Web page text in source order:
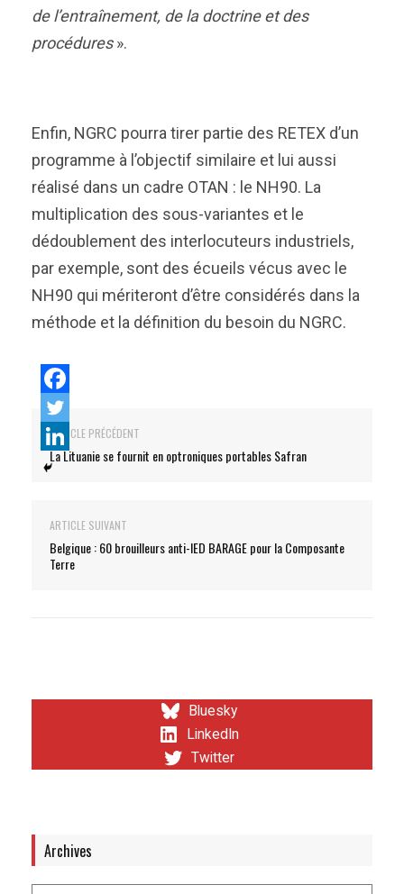
de l’entraînement, de la doctrine et des
procédures».
Enfin, NGRC pourra tirer partie des RETEX d’un
programme à l’objectif similaire et lui aussi
réalisé dans un cadre OTAN : le NH90. La
multiplication des sous-variantes et le
dédoublement des interlocuteurs industriels,
par exemple, sont des écueils vécus avec le
NH90 qui mériteront d’être considérés dans la
méthode et la définition du besoin du NGRC.
ARTICLE PRÉCÉDENT
La Lituanie se fournit en optroniques portables Safran
ARTICLE SUIVANT
Belgique : 60 brouilleurs anti-IED BARAGE pour la Composante
Terre
Bluesky
LinkedIn
Twitter
Archives